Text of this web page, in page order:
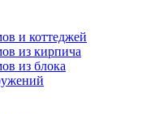
и коттеджей
из кирпича
из блока